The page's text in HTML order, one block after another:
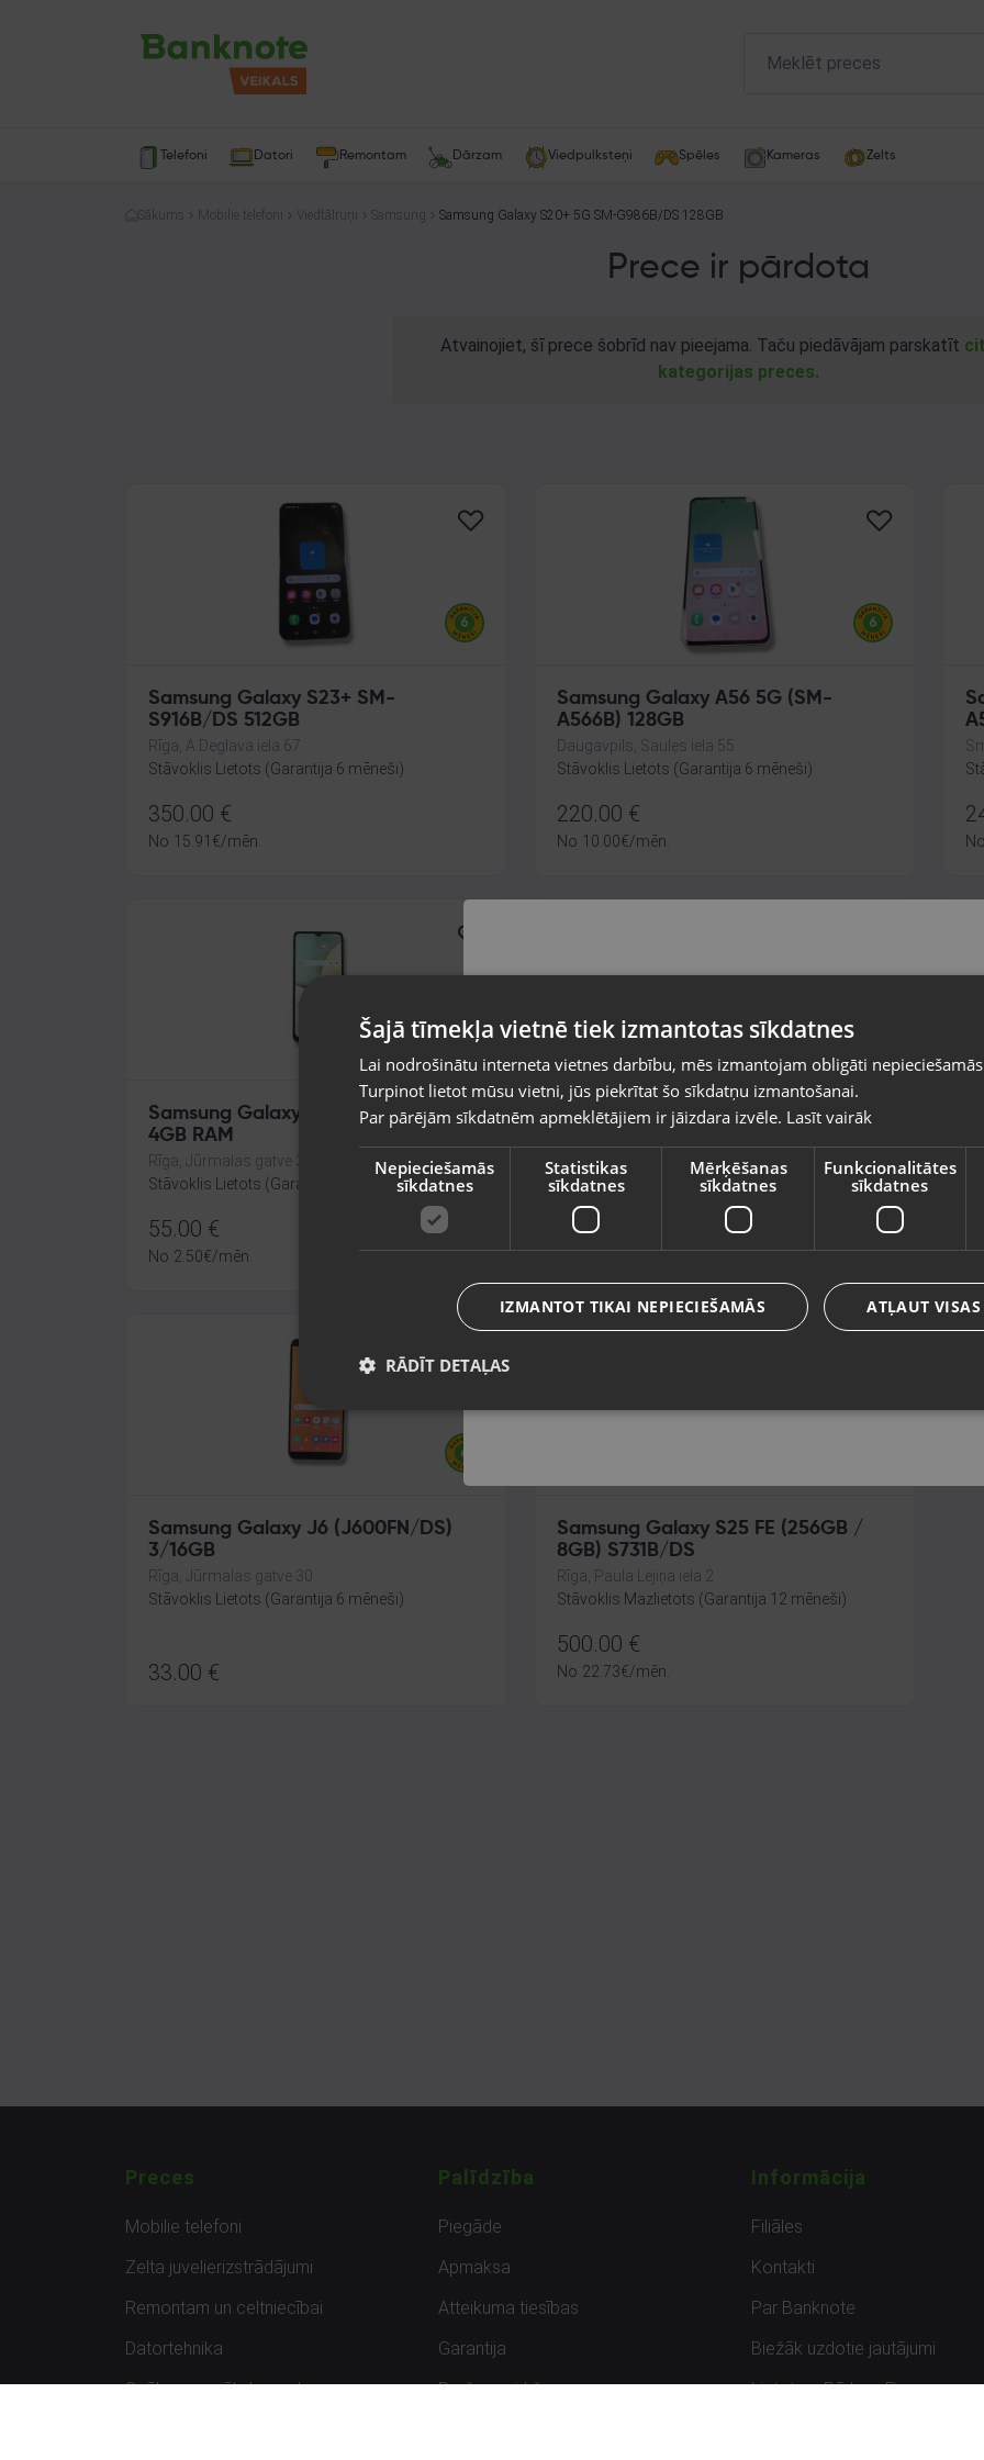
Telefoni Datori Remontam Dārzam Viedpulksteņi Spēles Kameras Zelts
Sākums Mobilie telefoni Viedtālruņi Samsung Samsung Galaxy S20+ 5G SM-G986B/DS 128GB
Prece ir pārdota
Atvainojiet, šī prece šobrīd nav pieejama. Taču piedāvājam parskatīt
kategorijas preces.
Samsung Galaxy S23+ SM-
S916B/DS 512GB
Rīga, A.Deglava iela 67
Stāvoklis Lietots (Garantija 6 mēneši)
350.00 €
No 15.91 €/mēn.
Samsung Galaxy A56 5G (SM-
A566B) 128GB
Daugavpils, Saules iela 55
Stāvoklis Lietots (Garantija 6 mēneši)
220.00 €
No 10.00€/mēn. No
Samsung Galaxy A12 (A125F) 64GB
4GB RAM
Rīga, Jūrmalas gatve 30
Stāvoklis Lietots (Garantija 6 mēneši)
55.00 €
No 2.50€/mēn.
Samsung Galaxy S24 FE (S721B/DS)
Daugavpils, Saules iela 55
Stāvoklis Lietots (Garantija 6 mēneši)
340.00
No 15.46€/mēn.
Samsung Galaxy J6 (J600FN/DS)
3/16GB
Rīga, Jūrmalas gatve 30
Stāvoklis Lietots (Garantija 6 mēneši)
33.00 €
Samsung Galaxy S25 FE (256GB /
8GB) S731B/DS
Rīga, Paula Lejiņa iela 2
Stāvoklis Mazlietots (Garantija 12 mēneši)
500.00 €
No 22.73€/mēn.
Preces
Mobilie telefoni
Zelta juvelierizstrādājumi
Remontam un celtniecībai
Datortehnika
Spēles un spēļu konsoles
Palīdzība
Piegāde
Apmaksa
Atteikuma tiesības
Garantija
Preču uzpirkšana
Informācija
Filiāles
Kontakti
Par Banknote
Biežāk uzdotie jautājumi
Lietots – Pārbaudīts
valsti
Vietnes saturs būs attēlots izvēlētajā valodā
Valsts
Valoda
Latviešu / Latvian
Šajā tīmekļa vietnē tiek izmantotas sīkdatnes
Lai nodrošinātu interneta vietnes darbību, mēs izmantojam obligāti
Turpinot lietot mūsu vietni, jūs piekrītat šo sīkdatņu izmantošanai.
Par pārējām sīkdatnēm apmeklētājiem ir jāizdara izvēle. Lasīt vairāk
Nepieciešamās
sīkdatnes
Statistikas
sīkdatnes
Mērķēšanas
sīkdatnes
Funkcionalitātes
sīkdatnes
ATĻAUT
IZMANTOT TIKAI NEPIECIEŠAMĀS
RĀDĪT DETAĻAS